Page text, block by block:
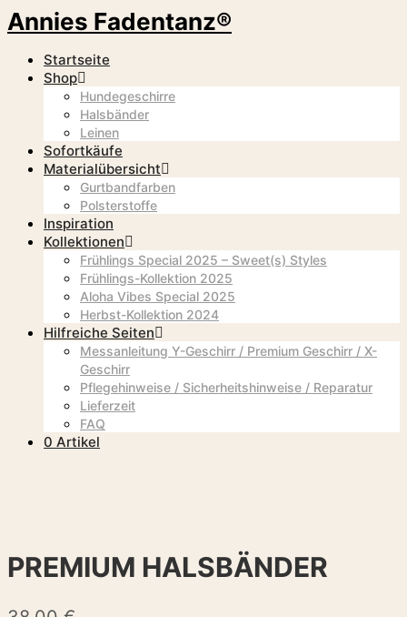
Annies Fadentanz®
Startseite
Shop
Hundegeschirre
Halsbänder
Leinen
Sofortkäufe
Materialübersicht
Gurtbandfarben
Polsterstoffe
Inspiration
Kollektionen
Frühlings Special 2025 – Sweet(s) Styles
Frühlings-Kollektion 2025
Aloha Vibes Special 2025
Herbst-Kollektion 2024
Hilfreiche Seiten
Messanleitung Y-Geschirr / Premium Geschirr / X-
Geschirr
Pflegehinweise / Sicherheitshinweise / Reparatur
Lieferzeit
FAQ
0 Artikel
PREMIUM HALSBÄNDER